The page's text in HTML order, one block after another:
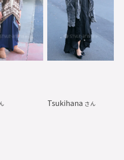
Tsukihana さん